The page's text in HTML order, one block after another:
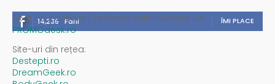
14,235 Fani ÎMI PLACE
Spații publicitare / reclamă administrată de
PROMOdesk.ro
Site-uri din rețea:
Destepti.ro
DreamGeek.ro